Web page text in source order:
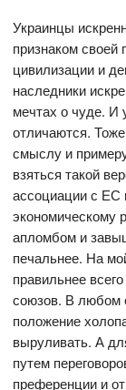
Украинцы
признаком своей
цивилизации и
наследники
мечтах о чуде. И
отличаются.
смыслу и
взяться такой
ассоциации с ЕС
экономическому
апломбом и
печальнее. На
правильнее
союзов. В любом
положение
выруливать. А
путем
преференции и